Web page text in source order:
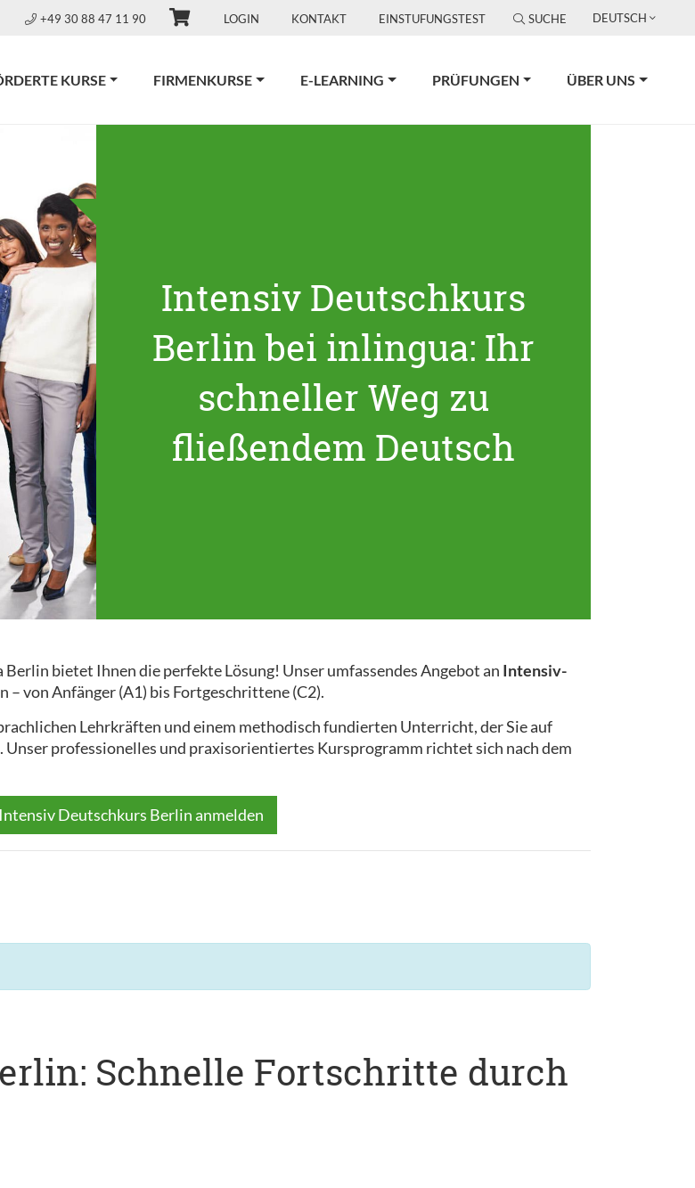
+49 30 88 47 11 90 LOGIN KONTAKT EINSTUFUNGSTEST SUCHE DEUTSCH
KURSE FIRMENKURSE E-LEARNING PRÜFUNGEN ÜBER UNS
Intensiv Deutschkurs
Berlin bei inlingua: Ihr
schneller Weg zu
fließendem Deutsch
bietet Ihnen die perfekte Lösung! Unser umfassendes Angebot an Intensiv-
von Anfänger (A1) bis Fortgeschrittene (C2).
Lehrkräften und einem methodisch fundierten Unterricht, der Sie auf
professionelles und praxisorientiertes Kursprogramm richtet sich nach dem
Deutschkurs Berlin anmelden
Schnelle Fortschritte durch